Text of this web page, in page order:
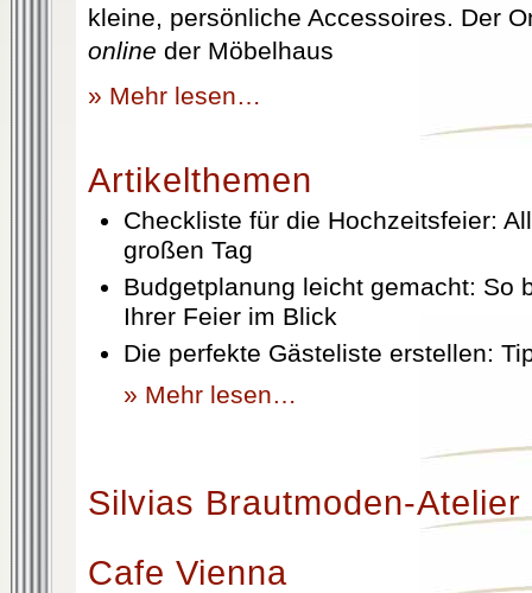
kleine, persönliche Accessoires. Der
online der Möbelhaus
» Mehr lesen…
Artikelthemen
Checkliste für die Hochzeitsfeier:
großen Tag
Budgetplanung leicht gemacht: So
Ihrer Feier im Blick
Die perfekte Gästeliste erstellen:
» Mehr lesen…
Silvias Brautmoden-Atelier
Cafe Vienna